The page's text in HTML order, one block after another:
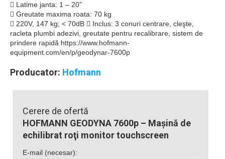
 Latime janta: 1 – 20”
 Greutate maxima roata: 70 kg
 220V, 147 kg; < 70dB  Inclus: 3 conuri centrare, cleşte,
racleta plumbi adezivi, greutate pentru recalibrare, sistem de
prindere rapidă https://www.hofmann-
equipment.com/en/p/geodynar-7600p
Producator: Hofmann
Cerere de ofertă
HOFMANN GEODYNA 7600p – Maşină de
echilibrat roţi monitor touchscreen
E-mail (necesar):